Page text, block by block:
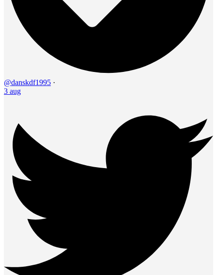
@danskdf1995 ·
3 aug